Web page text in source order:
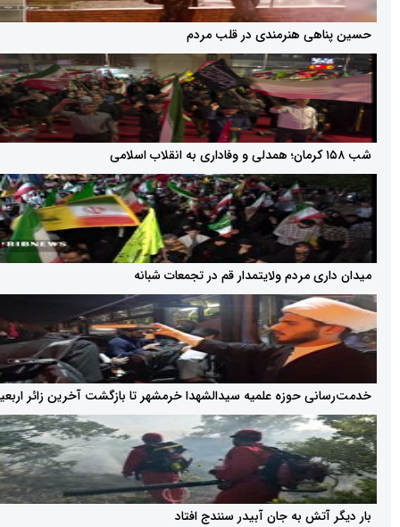
هنرمندی در قلب مردم
مردم ولایتمدار قم در تجمعات شبانه
حوزه علمیه سیدالشهدا خرمشهر تا بازگشت آخرین زائر اربعین
به جان آبیدر سنندج افتاد